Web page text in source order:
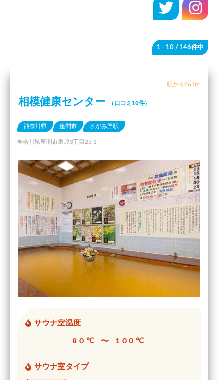
1 - 10 / 146件中
駅から661m
相模健康センター （口コミ10件）
神奈川県 座間市 さがみ野駅
神奈川県座間市東原3丁目23-1
サウナ室温度
80℃ 〜 100℃
サウナ室タイプ